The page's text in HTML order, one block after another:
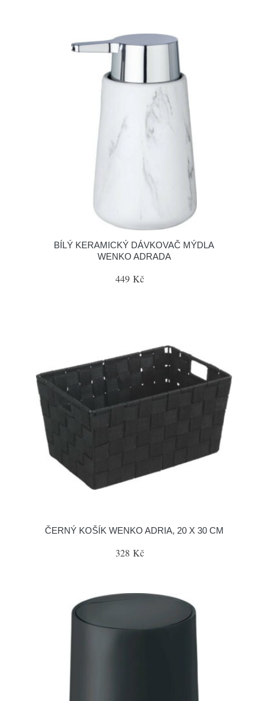
BÍLÝ KERAMICKÝ DÁVKOVAČ MÝDLA
WENKO ADRADA
449 Kč
ČERNÝ KOŠÍK WENKO ADRIA, 20 X 30 CM
328 Kč